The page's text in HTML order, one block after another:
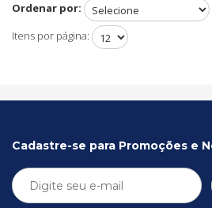
Ordenar por:
Itens por página:
Cadastre-se para Promoções e